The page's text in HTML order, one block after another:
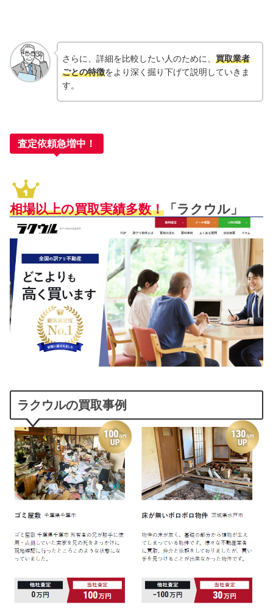
さらに、詳細を比較したい人のために、 買取業者
ごとの特徴をより深く掘り下げて説明していきま
す。
査定依頼急増中！
相場以上の買取実績多数！ 「ラクウル」
ラクウルの買取事例